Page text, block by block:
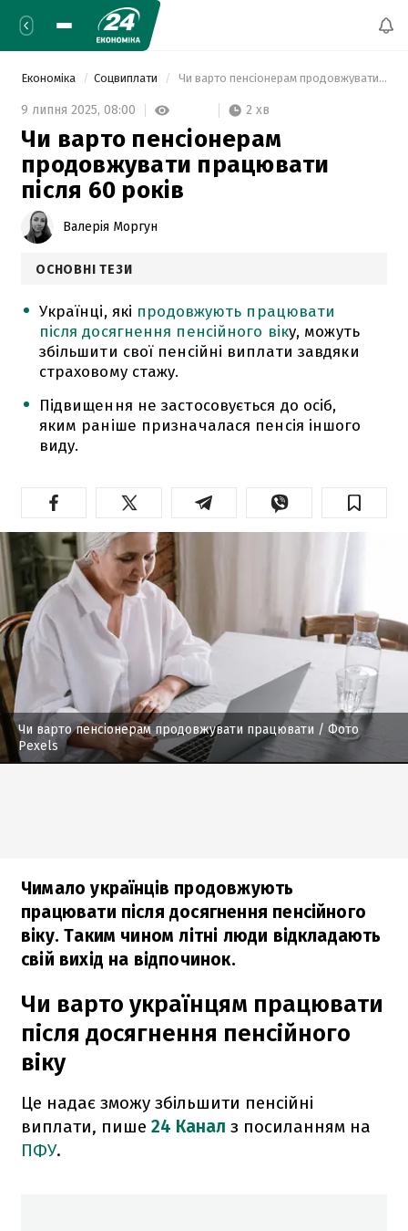
Економіка Соцвиплати Чи варто пенсіонерам продовжувати працювати після 60 років
9 липня 2025, 08:00 2 хв
Чи варто пенсіонерам
продовжувати працювати
після 60 років
Валерія Моргун
ОСНОВНІ ТЕЗИ
Українці, які продовжують працювати
після досягнення пенсійного віку, можуть
збільшити свої пенсійні виплати завдяки
страховому стажу.
Підвищення не застосовується до осіб,
яким раніше призначалася пенсія іншого
виду.
Чи варто пенсіонерам продовжувати працювати / Фото
Pexels
Чимало українців продовжують
працювати після досягнення пенсійного
віку. Таким чином літні люди відкладають
свій вихід на відпочинок.
Чи варто українцям працювати
після досягнення пенсійного
віку
Це надає зможу збільшити пенсійні
виплати, пише 24 Канал з посиланням на
ПФУ.